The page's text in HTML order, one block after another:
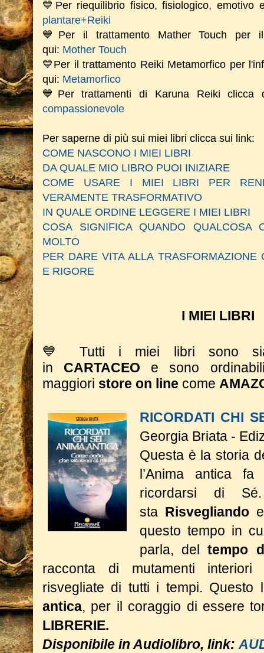
💙Per riequilibrio fisico, fisiologico, emotivo
plantare+Reiki
💙Per il trattamento Mather Touch per
qui: Mother Touch
💙Per il trattamento Reiki Metamorfico per
qui: Metamorfico
💙Per trattamenti di Karuna Reiki
compassionevole
Per saperne di più sui miei libri clicca sui link:
COME NASCONO I MIEI LIBRI
DA QUALE MIO LIBRO PUOI INIZIARE
COME USARE I MIEI LIBRI PER
VERAMENTE TRASFORMATIVO
IN QUALE ORDINE LEGGERE I MIEI LIBRI
COSA SIGNIFICA QUANDO QUALCOSA
MOLTO
PER DARE VITA ALLA TRASFORMAZIONE
E RIGORE
I MIEI LIBRI
💙 Tutti i miei libri sono
in CARTACEO e sono
maggiori store on line come
RICORDATI CHI
Georgia Briata -
Questa è la storia
l’Anima antica
ricordarsi di
sta Risvegliando
questo tempo in
parla, deltempo
racconta di mutamenti
risvegliate di tutti i tempi.
antica, per il coraggio di essere
LIBRERIE.
Disponibile in Audiolibro, link: